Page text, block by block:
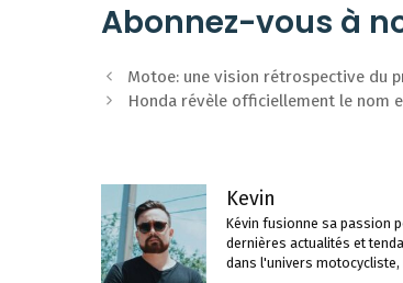
Abonnez-vous à
Navigation
des
Motoe: une vision rétrospective du
Honda révèle officiellement le nom
Kevin
Kévin fusionne sa passion
dernières actualités et
dans l'univers